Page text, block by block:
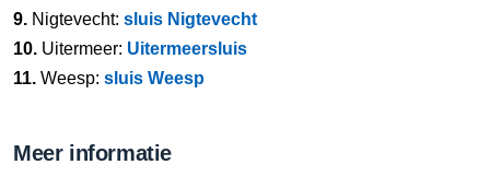
9. Nigtevecht: sluis Nigtevecht
10. Uitermeer: Uitermeersluis
11. Weesp: sluis Weesp
Meer informatie